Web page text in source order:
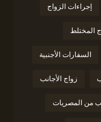
إجراءات الزواج
المختلط
السفارات الأجنبية
زواج الأجانب
من المصريات